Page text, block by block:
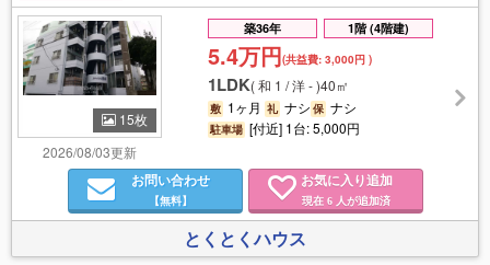
15枚
2026/08/03更新
築36年 1階 (4階建)
5.4万円(共益費:3,000円 )
1LDK(和 1 / 洋 -)40㎡
敷 1ヶ月 礼 ナシ保 ナシ
駐車場 [付近] 1台: 5,000円
お問い合わせ
【無料】
お気に入り追加
現在 6 人が追加済
とくとくハウス